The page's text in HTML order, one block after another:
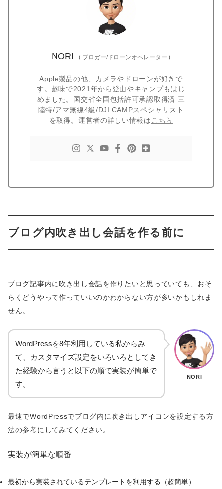
NORI ( ブロガー/ドローンオペレーター )
Apple製品の他、カメラやドローンが好きで
す。趣味で2021年から登山やキャンプもはじ
めました。国交省全国包括許可承認取得済 三
陸特/アマ無線4級/DJI CAMPスペシャリスト
を取得。運営者の詳しい情報は こちら
ブログ内吹き出し会話を作る前に
ブログ記事内に吹き出し会話を作りたいと思っていても、おそ
らくどうやって作っていいのかわからない方が多いかもしれま
せん。
WordPressを8年利用している私からみ
て、カスタマイズ設定をいろいろとしてき
た経験から言うと以下の順で実装が簡単で
す。
NORI
最速でWordPressでブログ内に吹き出しアイコンを設定する方
法の参考にしてみてください。
実装が簡単な順番
最初から実装されているテンプレートを利用する（超簡単）